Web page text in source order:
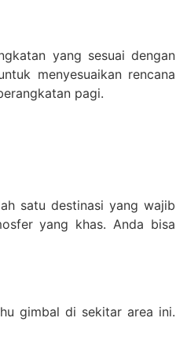
yang sesuai dengan
menyesuaikan rencana
pagi.
satu destinasi yang wajib
yang khas. Anda bisa
gimbal di sekitar area ini.